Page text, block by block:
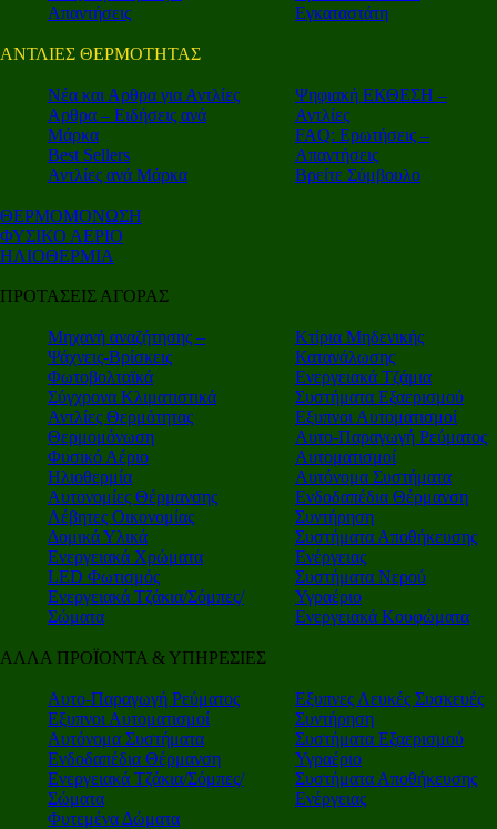
Απαντήσεις
Εγκαταστάτη
ΑΝΤΛΙΕΣ ΘΕΡΜΟΤΗΤΑΣ
Nέα και Αρθρα για Αντλίες
Αρθρα – Ειδήσεις ανά
Μάρκα
Best Sellers
Αντλίες ανά Μάρκα
Ψηφιακή ΕΚΘΕΣΗ –
Αντλίες
FAQ: Ερωτήσεις –
Απαντήσεις
Βρείτε Σύμβουλο
ΘΕΡΜΟΜΟΝΩΣΗ
ΦΥΣΙΚΟ ΑΕΡΙΟ
ΗΛΙΟΘΕΡΜΙΑ
ΠΡΟΤΑΣΕΙΣ ΑΓΟΡΑΣ
Μηχανή αναζήτησης –
Ψάχνεις-Βρίσκεις
Φωτοβολταϊκά
Σύγχρονα Κλιματιστικά
Αντλίες Θερμότητας
Θερμομόνωση
Φυσικό Αέριο
Ηλιοθερμία
Αυτονομίες Θέρμανσης
Λέβητες Οικονομίας
Δομικά Υλικά
Ενεργειακά Χρώματα
LED Φωτισμός
Ενεργειακά Τζάκια/Σόμπες/
Σώματα
Κτίρια Μηδενικής
Κατανάλωσης
Ενεργειακά Τζάμια
Συστήματα Εξαερισμού
Εξυπνοι Αυτοματισμοί
Αυτο-Παραγωγή Ρεύματος
Αυτοματισμοί
Αυτόνομα Συστήματα
Ενδοδαπέδια Θέρμανση
Συντήρηση
Συστήματα Αποθήκευσης
Ενέργειας
Συστήματα Νερού
Υγραέριο
Ενεργειακά Κουφώματα
ΑΛΛΑ ΠΡΟΪΟΝΤΑ & ΥΠΗΡΕΣΙΕΣ
Αυτο-Παραγωγή Ρεύματος
Εξυπνοι Αυτοματισμοί
Αυτόνομα Συστήματα
Ενδοδαπέδια Θέρμανση
Ενεργειακά Τζάκια/Σόμπες/
Σώματα
Φυτεμένα Δώματα
Εξυπνες Λευκές Συσκευές
Συντήρηση
Συστήματα Εξαερισμού
Υγραέριο
Συστήματα Αποθήκευσης
Ενέργειας